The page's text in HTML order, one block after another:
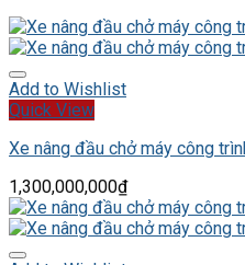
Add to Wishlist
Quick View
Xe nâng đầu chở máy công
1,300,000,000₫